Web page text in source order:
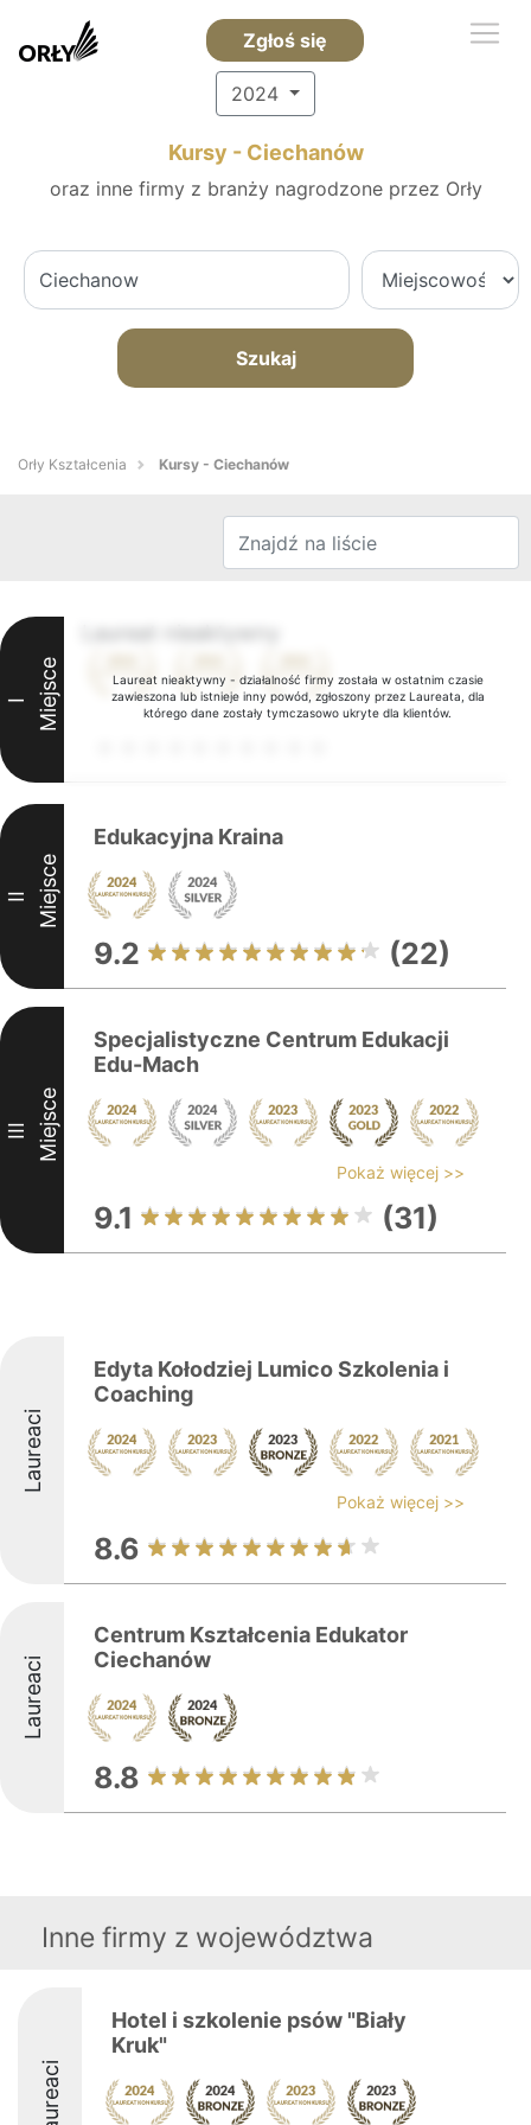
Zgłoś się
2024
Kursy - Ciechanów
oraz inne firmy z branży nagrodzone przez Orły
Szukaj
Orły Kształcenia Kursy - Ciechanów
Laureat nieaktywny - działalność firmy została w ostatnim czasie
zawieszona lub istnieje inny powód, zgłoszony przez Laureata, dla
którego dane zostały tymczasowo ukryte dla klientów.
I Miejsce
II Miejsce
Edukacyjna Kraina
9.2 (22)
III Miejsce
Specjalistyczne Centrum Edukacji
Edu-Mach
Pokaż więcej >>
9.1 (31)
Laureaci
Edyta Kołodziej Lumico Szkolenia i
Coaching
Pokaż więcej >>
8.6
Laureaci
Centrum Kształcenia Edukator
Ciechanów
8.8
Inne firmy z województwa
Laureaci
Hotel i szkolenie psów "Biały
Kruk"